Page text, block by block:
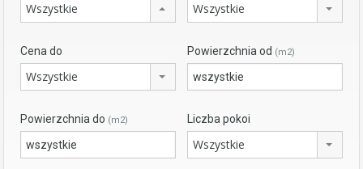
Wszystkie Wszystkie
Cena do
Wszystkie
Powierzchnia od (m2)
Powierzchnia do (m2) Liczba pokoi
Wszystkie